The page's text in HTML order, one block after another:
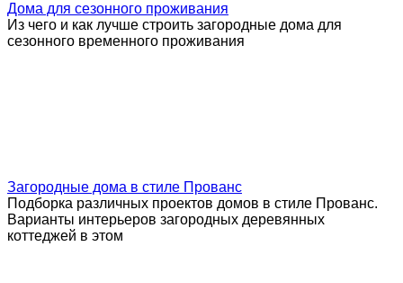
Дома для сезонного проживания
Из чего и как лучше строить загородные дома для
сезонного временного проживания
Загородные дома в стиле Прованс
Подборка различных проектов домов в стиле Прованс.
Варианты интерьеров загородных деревянных
коттеджей в этом